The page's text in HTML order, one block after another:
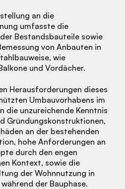
an die
umfasste die
Bestandsbauteile sowie
von Anbauten in
wie
und Vordächer.
Herausforderungen dieses
Umbauvorhabens im
die unzureichende Kenntnis
Gründungskonstruktionen,
an der bestehenden
hohe Anforderungen an
durch den engen
Kontext, sowie die
der Wohnnutzung in
der Bauphase.